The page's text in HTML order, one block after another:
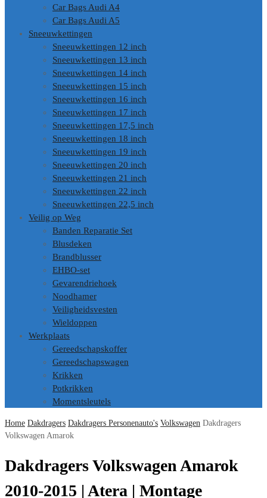
Car Bags Audi A4
Car Bags Audi A5
Sneeuwkettingen
Sneeuwkettingen 12 inch
Sneeuwkettingen 13 inch
Sneeuwkettingen 14 inch
Sneeuwkettingen 15 inch
Sneeuwkettingen 16 inch
Sneeuwkettingen 17 inch
Sneeuwkettingen 17,5 inch
Sneeuwkettingen 18 inch
Sneeuwkettingen 19 inch
Sneeuwkettingen 20 inch
Sneeuwkettingen 21 inch
Sneeuwkettingen 22 inch
Sneeuwkettingen 22,5 inch
Veilig op Weg
Banden Reparatie Set
Blusdeken
Brandblusser
EHBO-set
Gevarendriehoek
Noodhamer
Veiligheidsvesten
Wieldoppen
Werkplaats
Gereedschapskoffer
Gereedschapswagen
Krikken
Potkrikken
Momentsleutels
Home Dakdragers Dakdragers Personenauto's Volkswagen Dakdragers
Volkswagen Amarok
Dakdragers Volkswagen Amarok
2010-2015 | Atera | Montage